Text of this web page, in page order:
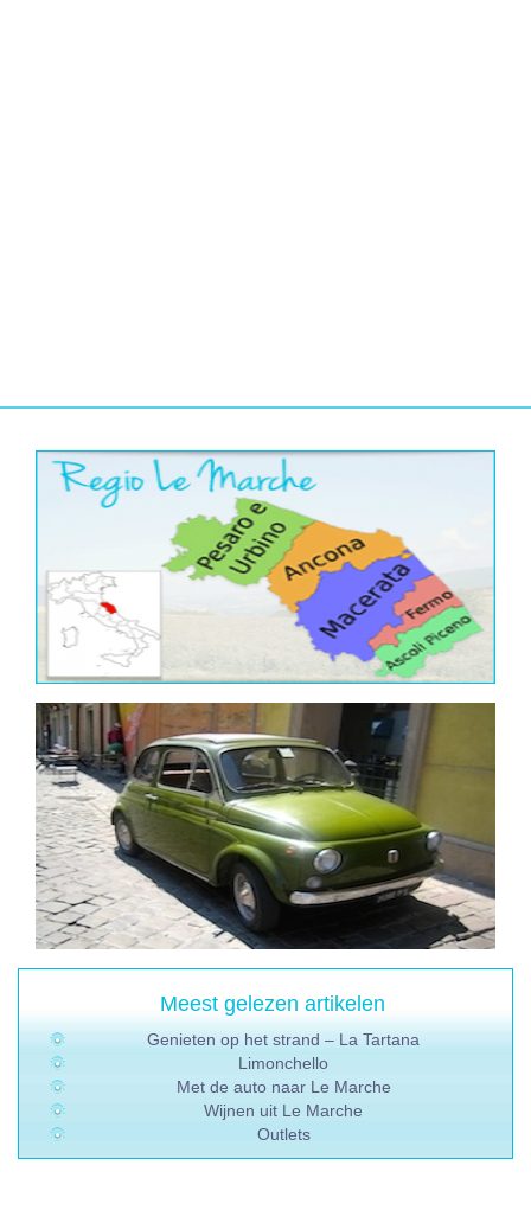
Meest gelezen artikelen
Genieten op het strand – La Tartana
Limonchello
Met de auto naar Le Marche
Wijnen uit Le Marche
Outlets